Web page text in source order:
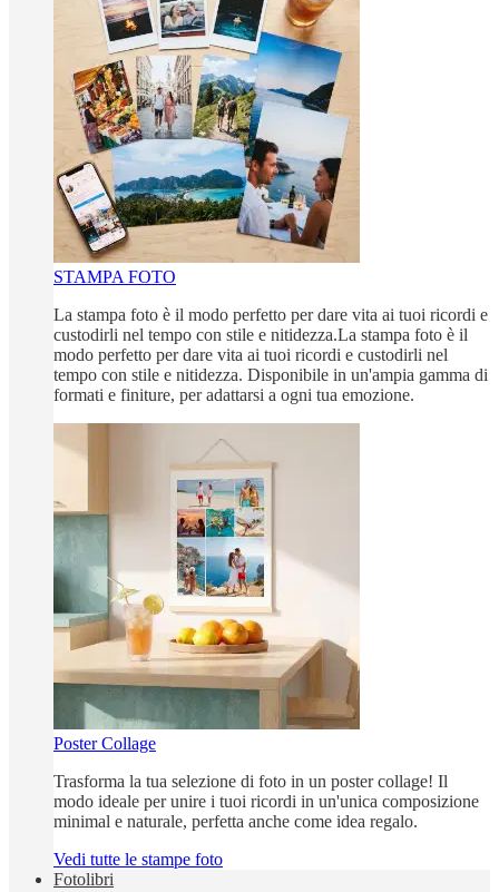
STAMPA FOTO
La stampa foto è il modo perfetto per dare vita ai tuoi ricordi e
custodirli nel tempo con stile e nitidezza.La stampa foto è il
modo perfetto per dare vita ai tuoi ricordi e custodirli nel
tempo con stile e nitidezza. Disponibile in un'ampia gamma di
formati e finiture, per adattarsi a ogni tua emozione.
Poster Collage
Trasforma la tua selezione di foto in un poster collage! Il
modo ideale per unire i tuoi ricordi in un'unica composizione
minimal e naturale, perfetta anche come idea regalo.
Vedi tutte le stampe foto
Fotolibri